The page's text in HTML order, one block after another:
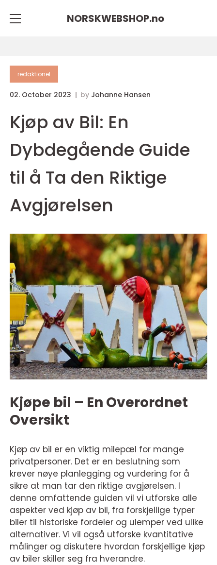
NORSKWEBSHOP.no
redaktionel
02. October 2023 by Johanne Hansen
Kjøp av Bil: En
Dybdegående Guide
til å Ta den Riktige
Avgjørelsen
Kjøpe bil – En Overordnet
Oversikt
Kjøp av bil er en viktig milepæl for mange
privatpersoner. Det er en beslutning som
krever nøye planlegging og vurdering for å
sikre at man tar den riktige avgjørelsen. I
denne omfattende guiden vil vi utforske alle
aspekter ved kjøp av bil, fra forskjellige typer
biler til historiske fordeler og ulemper ved ulike
alternativer. Vi vil også utforske kvantitative
målinger og diskutere hvordan forskjellige kjøp
av biler skiller seg fra hverandre.